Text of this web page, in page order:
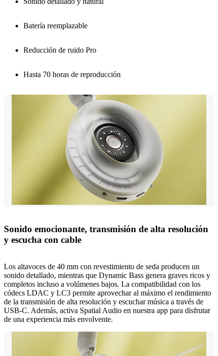
Batería reemplazable
Reducción de ruido Pro
Hasta 70 horas de reproducción
Sonido emocionante, transmisión de alta resolución
y escucha con cable
Los altavoces de 40 mm con revestimiento de seda producen un
sonido detallado, mientras que Dynamic Bass genera graves ricos y
completos incluso a volúmenes bajos. La compatibilidad con los
códecs LDAC y LC3 permite aprovechar al máximo el rendimiento
de la transmisión de alta resolución y escuchar música a través de
USB-C. Además, activa Spatial Audio en nuestra app para disfrutar
de una experiencia más envolvente.